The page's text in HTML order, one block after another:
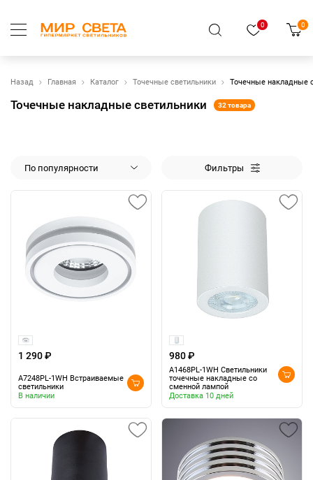
0 0
Назад Главная Каталог Точечные светильники Точечные накладные
Точечные накладные светильники 32 товара
По популярности Фильтры
1 290 ₽
A7248PL-1WH Встраиваемые
светильники
В наличии
980 ₽
A1468PL-1WH Светильники
точечные накладные со
сменной лампой
Доставка 10 дней